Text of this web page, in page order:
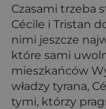
Czasami trzeba
Cécile i Tristan
nimi jeszcze
które sami
mieszkańców
władzy tyrana,
tymi, którzy